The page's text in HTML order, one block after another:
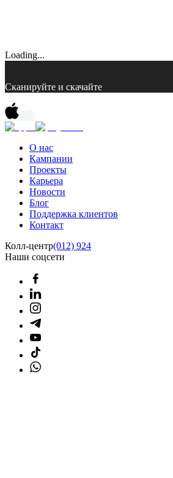
Loading...
Сканируйте и скачайте
О нас
Кампании
Проекты
Карьера
Новости
Блог
Поддержка клиентов
Контакт
Колл-центр(012) 924
Наши соцсети